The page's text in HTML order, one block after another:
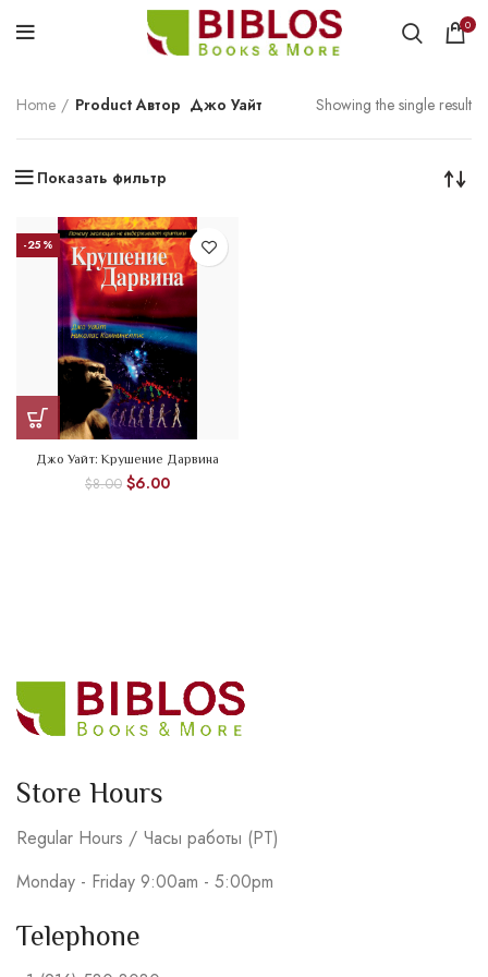
0
Home Product Автор Джо Уайт Showing the single result
Показать фильтр
-25%
Джо Уайт: Крушение Дарвина
$8.00 $6.00
Store Hours
Regular Hours / Часы работы (PT)
Monday - Friday 9:00am - 5:00pm
Telephone